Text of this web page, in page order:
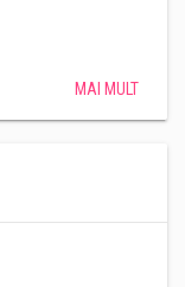
MAI MULT